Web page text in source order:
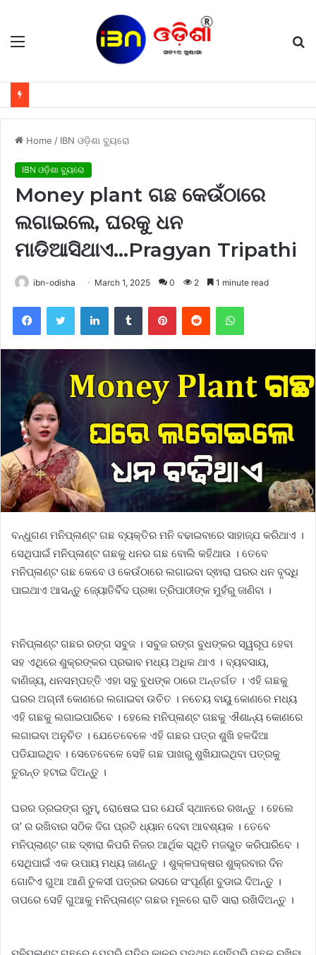
Menu
Home / IBN ଓଡ଼ିଶା ବ୍ୟୁରୋ
IBN ଓଡ଼ିଶା ବ୍ୟୁରୋ
Money plant ଗଛ କେଉଁଠାରେ
ଲଗାଇଲେ, ଘରକୁ ଧନ
ମାଡିଆସିଥାଏ…Pragyan Tripathi
ibn-odisha March 1, 2025 0 2 1 minute read
FacebookTwitter LinkedInTumblr PinterestReddit WhatsApp
ବନ୍ଧୁଗଣ ମନିପ୍ଳାଣ୍ଟ ଗଛ ବ୍ୟକ୍ତିର ମନି ବଢାଇବାରେ ସାହାଜ୍ଯ କରିଥାଏ ।
ସେଥିପାଇଁ ମନିପ୍ଳାଣ୍ଟ ଗଛକୁ ଧନର ଗଛ ବୋଲି କହିଥାଉ । ତେବେ
ମନିପ୍ଳାଣ୍ଟ ଗଛ କେବେ ଓ କେଉଁଠାରେ ଲଗାଇବା ଦ୍ଵାରା ଘରର ଧନ ବୃଦ୍ଧି
ପାଇଥାଏ ଆସନ୍ତୁ ଜ୍ୟୋତିର୍ବିଦ ପ୍ରଜ୍ଞା ତ୍ରିପାଠୀଙ୍କ ମୁହଁରୁ ଜାଣିବା ।
ମନିପ୍ଳାଣ୍ଟ ଗଛର ରଙ୍ଗ ସବୁଜ । ସବୁଜ ରଙ୍ଗ ବୁଧଙ୍କର ସ୍ୱରୂପ ହେବା
ସହ ଏଥିରେ ଶୁକ୍ରଙ୍କର ପ୍ରଭାବ ମଧ୍ୟ ଅଧିକ ଥାଏ । ବ୍ୟବସାୟ,
ବାଣିଜ୍ୟ, ଧନସମ୍ପତ୍ତି ଏହା ସବୁ ବୁଧଙ୍କ ଠାରେ ଅନ୍ତର୍ଗତ । ଏହି ଗଛକୁ
ଘରର ଅଗ୍ନୀ କୋଣରେ ଲଗାଇବା ଉଚିତ । ନଚେୟ ବାୟୁ କୋଣରେ ମଧ୍ୟ
ଏହି ଗଛକୁ ଲଗାଇପାରିବେ । ହେଲେ ମନିପ୍ଳାଣ୍ଟ ଗଛକୁ ଐଶାନ୍ୟ କୋଣରେ
ଲଗାଇବା ଅନୁଚିତ । ଯେତେବେଳେ ଏହି ଗଛର ପତ୍ର ଶୁଖି ହଳଦିଆ
ପଡିଯାଇଥିବ । ସେତେବେଳେ ସେହି ଗଛ ପାଖରୁ ଶୁଖିଯାଇଥିବା ପତ୍ରକୁ
ତୁରନ୍ତ ହଟାଇ ଦିଅନ୍ତୁ ।
ଘରର ଡ୍ରଇଙ୍ଗ ରୁମ୍, ରୋଷେଇ ଘର ଯେଉଁ ସ୍ଥାନରେ ରଖନ୍ତୁ । ହେଲେ
ତା’ ର ରଖିବାର ସଠିକ ଦିଗ ପ୍ରତି ଧ୍ୟାନ ଦେବା ଆବଶ୍ୟକ । ତେବେ
ମନିପ୍ଲାଣ୍ଟ ଗଛ ଦ୍ଵାରା କିପରି ନିଜର ଆର୍ଥିକ ସ୍ଥିତି ମଜଭୁତ କରିପାରିବେ ।
ସେଥିପାଇଁ ଏକ ଉପାୟ ମଧ୍ୟ ଜାଣନ୍ତୁ । ଶୁକ୍ଳପକ୍ଷର ଶୁକ୍ରବାର ଦିନ
ଗୋଟିଏ ଗୁଆ ଆଣି ତୁଳସୀ ପତ୍ରର ରସରେ ସଂପୂର୍ଣ୍ଣ ବୁଡାଇ ଦିଅନ୍ତୁ ।
ତାପରେ ସେହି ଗୁଆକୁ ମନିପ୍ଳାଣ୍ଟ ଗଛର ମୂଳରେ ରାତି ସାରା ରଖିଦିଅନ୍ତୁ ।